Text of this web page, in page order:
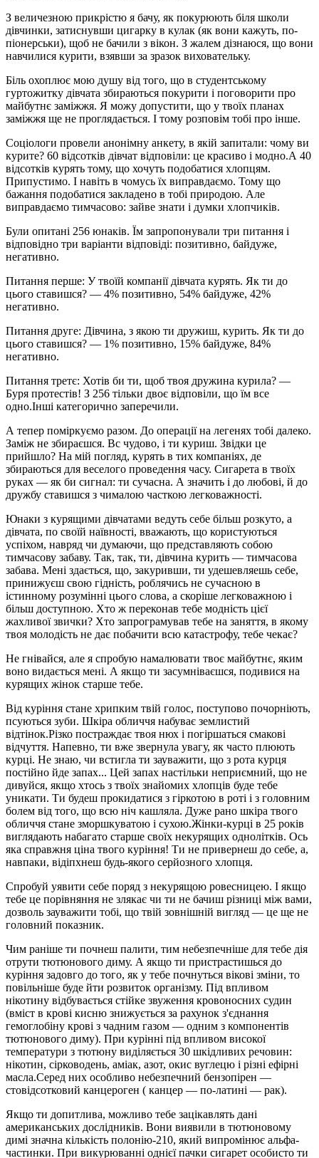
З величезною прикрістю я бачу, як покурюють біля школи
дівчинки, затиснувши цигарку в кулак (як вони кажуть, по-
піонерськи), щоб не бачили з вікон. З жалем дізнаюся, що вони
навчилися курити, взявши за зразок виховательку.
Біль охоплює мою душу від того, що в студентському
гуртожитку дівчата збираються покурити і поговорити про
майбутнє заміжжя. Я можу допустити, що у твоїх планах
заміжжя ще не проглядається. І тому розповім тобі про інше.
Соціологи провели анонімну анкету, в якій запитали: чому ви
курите? 60 відсотків дівчат відповіли: це красиво і модно.А 40
відсотків курять тому, що хочуть подобатися хлопцям.
Припустимо. І навіть в чомусь їх виправдаємо. Тому що
бажання подобатися закладено в тобі природою. Але
виправдаємо тимчасово: зайве знати і думки хлопчиків.
Були опитані 256 юнаків. Їм запропонували три питання і
відповідно три варіанти відповіді: позитивно, байдуже,
негативно.
Питання перше: У твоїй компанії дівчата курять. Як ти до
цього ставишся? — 4% позитивно, 54% байдуже, 42%
негативно.
Питання друге: Дівчина, з якою ти дружиш, курить. Як ти до
цього ставишся? — 1% позитивно, 15% байдуже, 84%
негативно.
Питання третє: Хотів би ти, щоб твоя дружина курила? —
Буря протестів! З 256 тільки двоє відповіли, що їм все
одно.Інші категорично заперечили.
А тепер поміркуємо разом. До операції на легенях тобі далеко.
Заміж не збираєшся. Вс чудово, і ти куриш. Звідки це
прийшло? На мій погляд, курять в тих компаніях, де
збираються для веселого проведення часу. Сигарета в твоїх
руках — як би сигнал: ти сучасна. А значить і до любові, й до
дружбу ставишся з чималою часткою легковажності.
Юнаки з курящими дівчатами ведуть себе більш розкуто, а
дівчата, по своїй наївності, вважають, що користуються
успіхом, навряд чи думаючи, що представляють собою
тимчасову забаву. Так, так, ти, дівчина курить — тимчасова
забава. Мені здається, що, закуривши, ти удешевляешь себе,
принижуєш свою гідність, роблячись не сучасною в
істинному розумінні цього слова, а скоріше легковажною і
більш доступною. Хто ж переконав тебе модність цієї
жахливої звички? Хто запрограмував тебе на заняття, в якому
твоя молодість не дає побачити всю катастрофу, тебе чекає?
Не гнівайся, але я спробую намалювати твоє майбутнє, яким
воно видається мені. А якщо ти засумніваєшся, подивися на
курящих жінок старше тебе.
Від куріння стане хрипким твій голос, поступово почорніють,
псуються зуби. Шкіра обличчя набуває землистий
відтінок.Різко постраждає твоя нюх і погіршаться смакові
відчуття. Напевно, ти вже звернула увагу, як часто плюють
курці. Не знаю, чи встигла ти зауважити, що з рота курця
постійно йде запах... Цей запах настільки неприємний, що не
дивуйся, якщо хтось з твоїх знайомих хлопців буде тебе
уникати. Ти будеш прокидатися з гіркотою в роті і з головним
болем від того, що всю ніч кашляла. Дуже рано шкіра твого
обличчя стане зморшкуватою і сухою.Жінки-курці в 25 років
виглядають набагато старше своїх некурящих однолітків. Ось
яка справжня ціна твого куріння! Ти не привернеш до себе, а,
навпаки, відіпхнеш будь-якого серйозного хлопця.
Спробуй уявити себе поряд з некурящою ровесницею. І якщо
тебе це порівняння не злякає чи ти не бачиш різниці між вами,
дозволь зауважити тобі, що твій зовнішній вигляд — це ще не
головний показник.
Чим раніше ти почнеш палити, тим небезпечніше для тебе дія
отрути тютюнового диму. А якщо ти пристрастишься до
куріння задовго до того, як у тебе почнуться вікові зміни, то
повільніше буде йти розвиток організму. Під впливом
нікотину відбувається стійке звуження кровоносних судин
(вміст в крові кисню знижується за рахунок з'єднання
гемоглобіну крові з чадним газом — одним з компонентів
тютюнового диму). При курінні під впливом високої
температури з тютюну виділяється 30 шкідливих речовин:
нікотин, сірководень, аміак, азот, окис вуглецю і різні ефірні
масла.Серед них особливо небезпечний бензопірен —
стовідсотковий канцероген ( канцер — по-латині — рак).
Якщо ти допитлива, можливо тебе зацікавлять дані
американських дослідників. Вони виявили в тютюновому
димі значна кількість полонію-210, який випромінює альфа-
частинки. При викурюванні однієї пачки сигарет особисто ти